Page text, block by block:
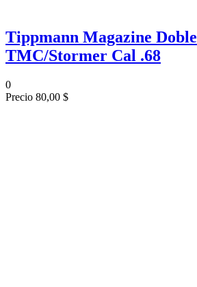
Tippmann Magazine Doble
TMC/Stormer Cal .68
0
Precio 80,00 $